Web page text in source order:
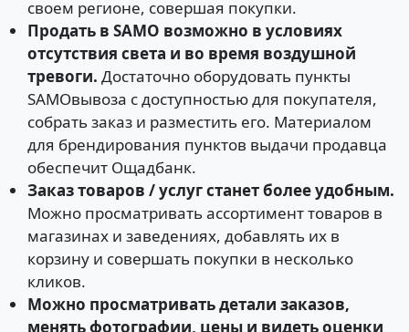
своем регионе, совершая покупки.
Продать в SAMO возможно в условиях
отсутствия света и во время воздушной
тревоги. Достаточно оборудовать пункты
SAMOвывоза с доступностью для покупателя,
собрать заказ и разместить его. Материалом
для брендирования пунктов выдачи продавца
обеспечит Ощадбанк.
Заказ товаров / услуг станет более удобным.
Можно просматривать ассортимент товаров в
магазинах и заведениях, добавлять их в
корзину и совершать покупки в несколько
кликов.
Можно просматривать детали заказов,
менять фотографии, цены и видеть оценки